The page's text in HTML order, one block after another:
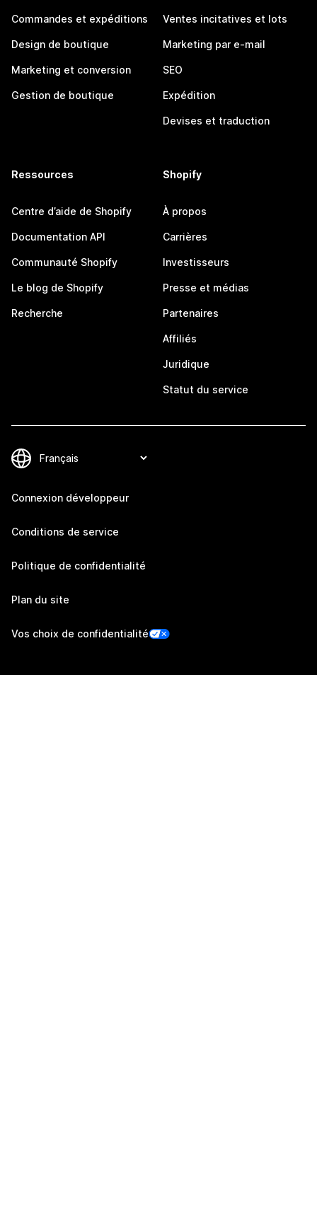
Commandes et expéditions
Design de boutique
Marketing et conversion
Gestion de boutique
Ventes incitatives et lots
Marketing par e-mail
SEO
Expédition
Devises et traduction
Ressources
Centre d’aide de Shopify
Documentation API
Communauté Shopify
Le blog de Shopify
Recherche
Shopify
À propos
Carrières
Investisseurs
Presse et médias
Partenaires
Affiliés
Juridique
Statut du service
Connexion développeur
Conditions de service
Politique de confidentialité
Plan du site
Vos choix de confidentialité